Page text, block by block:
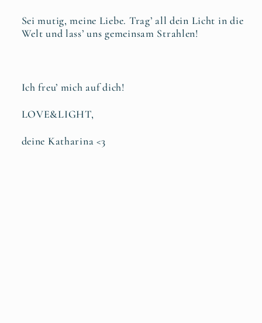
Sei mutig, meine Liebe. Trag’ all dein Licht in die
Welt und lass’ uns gemeinsam Strahlen!
Ich freu’ mich auf dich!
LOVE&LIGHT,
deine Katharina <3